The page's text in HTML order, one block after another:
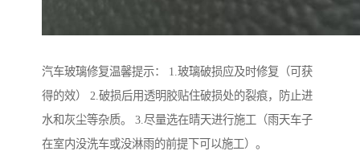
汽车玻璃修复温馨提示： 1.玻璃破损应及时修复（可获
得的效） 2.破损后用透明胶贴住破损处的裂痕，防止进
水和灰尘等杂质。 3.尽量选在晴天进行施工（雨天车子
在室内没洗车或没淋雨的前提下可以施工）。